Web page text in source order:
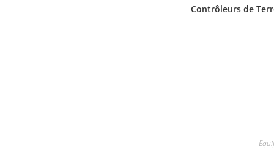
Contrôleurs de